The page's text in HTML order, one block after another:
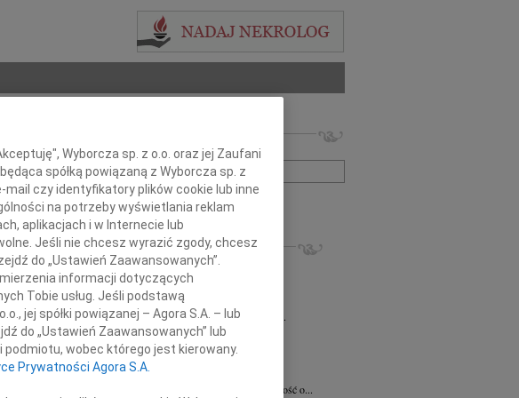
Imię i nazwisko lub numer ogłoszenia:
+ szukanie zaawansowane
INNE NEKROLOGI
06.08.2026Radom
Annie Ciskowskiej wyrazy najgłębszego...
06.08.2026Radom
Sędziemu Marcinowi Kobylskiemu wyrazy...
Zdzisław Maszkiewicz29.07.2026
Z ogromnym smutkiem i żalem przyjąłem...
Danuta Grabowska
Z ogromnym smutkiem przyjęliśmy wiadomość o...
Wyborcza sp. z o.o. oraz jej Zaufani
spółką powiązaną z Wyborcza sp. z
czy identyfikatory plików cookie lub inne
na potrzeby wyświetlania reklam
aplikacjach i w Internecie lub
Jeśli nie chcesz wyrazić zgody, chcesz
do „Ustawień Zaawansowanych”.
informacji dotyczących
Tobie usług. Jeśli podstawą
jej spółki powiązanej – Agora S.A. – lub
do „Ustawień Zaawansowanych” lub
wobec którego jest kierowany.
Prywatności Agora S.A.